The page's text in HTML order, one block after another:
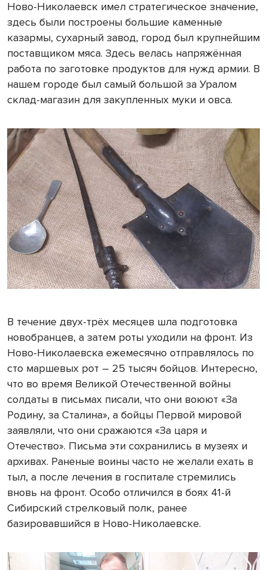
Ново-Николаевск имел стратегическое значение,
здесь были построены большие каменные
казармы, сухарный завод, город был крупнейшим
поставщиком мяса. Здесь велась напряжённая
работа по заготовке продуктов для нужд армии. В
нашем городе был самый большой за Уралом
склад-магазин для закупленных муки и овса.
В течение двух-трёх месяцев шла подготовка
новобранцев, а затем роты уходили на фронт. Из
Ново-Николаевска ежемесячно отправлялось по
сто маршевых рот – 25 тысяч бойцов. Интересно,
что во время Великой Отечественной войны
солдаты в письмах писали, что они воюют «За
Родину, за Сталина», а бойцы Первой мировой
заявляли, что они сражаются «За царя и
Отечество». Письма эти сохранились в музеях и
архивах. Раненые воины часто не желали ехать в
тыл, а после лечения в госпитале стремились
вновь на фронт. Особо отличился в боях 41-й
Сибирский стрелковый полк, ранее
базировавшийся в Ново-Николаевске.